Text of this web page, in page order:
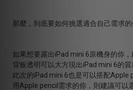
那麼，到底要如何挑選適合自己需求的
如果想要露出iPad mini 6原機身的你，
背板透明可以大方現出iPad mini 6的
此次的iPad mini 6也是可以搭配Apple
用Apple pencil需求的你，則建議可以